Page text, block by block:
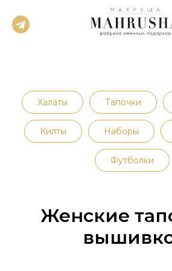
Халаты Тапочки
Килты Наборы
Футболки
Женские